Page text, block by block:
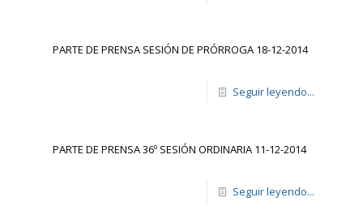
PARTE DE PRENSA SESIÓN DE PRÓRROGA 18-12-2014
Seguir leyendo...
PARTE DE PRENSA 36º SESIÓN ORDINARIA 11-12-2014
Seguir leyendo...